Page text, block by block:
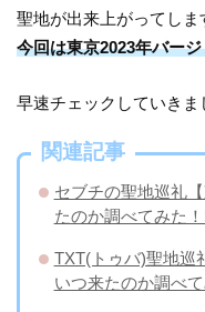
聖地が出来上がってしま
今回は東京2023年バー
早速チェックしていきま
関連記事
セブチの聖地巡礼
たのか調べてみた
TXT(トゥバ)聖地巡
いつ来たのか調べて